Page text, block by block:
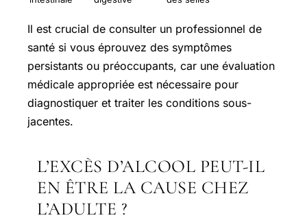
Il est crucial de consulter un professionnel de
santé si vous éprouvez des symptômes
persistants ou préoccupants, car une évaluation
médicale appropriée est nécessaire pour
diagnostiquer et traiter les conditions sous-
jacentes.
L’EXCÈS D’ALCOOL PEUT-IL
EN ÊTRE LA CAUSE CHEZ
L’ADULTE ?